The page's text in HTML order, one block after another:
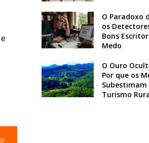
O Paradoxo
os
Bons
Medo
O Ouro
Por que os
Turismo